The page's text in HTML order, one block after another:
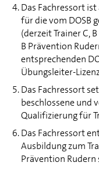
Das Fachressort
für die vom DOSB
(derzeit Trainer C,
B Prävention
entsprechenden
Übungsleiter-
Das Fachressort
beschlossene und
Qualifizierung für
Das Fachressort
Ausbildung zum
Prävention Rudern